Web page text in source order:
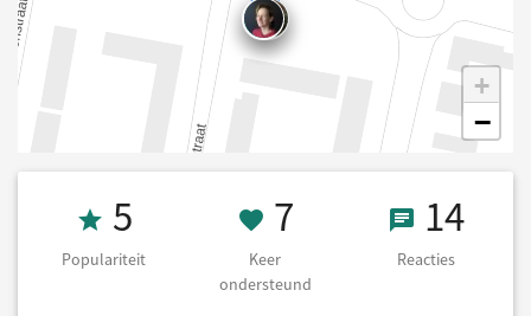
+
−
Populariteit 5
5
Populariteit
7 Keer
7
Keer
ondersteund
1414
Reacties